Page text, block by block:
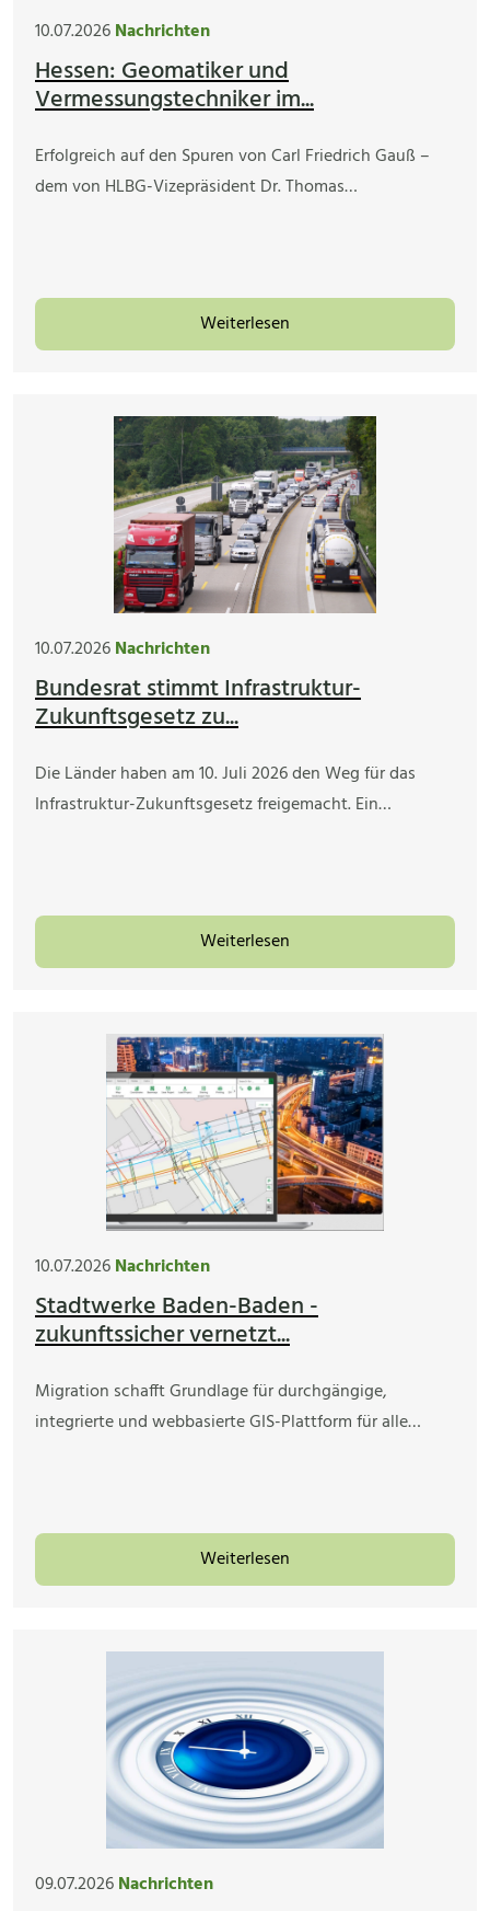
10.07.2026Nachrichten
Hessen: Geomatiker und
Vermessungstechniker im...
Erfolgreich auf den Spuren von Carl Friedrich Gauß –
dem von HLBG-Vizepräsident Dr. Thomas…
Weiterlesen
10.07.2026Nachrichten
Bundesrat stimmt Infrastruktur-
Zukunftsgesetz zu...
Die Länder haben am 10. Juli 2026 den Weg für das
Infrastruktur-Zukunftsgesetz freigemacht. Ein…
Weiterlesen
10.07.2026Nachrichten
Stadtwerke Baden-Baden -
zukunftssicher vernetzt...
Migration schafft Grundlage für durchgängige,
integrierte und webbasierte GIS-Plattform für alle…
Weiterlesen
09.07.2026Nachrichten